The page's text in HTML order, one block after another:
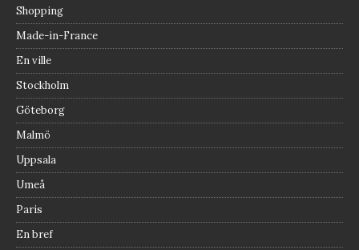
Shopping
Made-in-France
En ville
Stockholm
Göteborg
Malmö
Uppsala
Umeå
Paris
En bref